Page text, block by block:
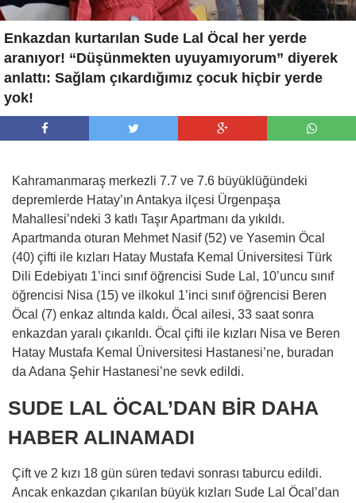
Enkazdan kurtarılan Sude Lal Öcal her yerde
aranıyor! “Düşünmekten uyuyamıyorum” diyerek
anlattı: Sağlam çıkardığımız çocuk hiçbir yerde
yok!
Kahramanmaraş merkezli 7.7 ve 7.6 büyüklüğündeki
depremlerde Hatay’ın Antakya ilçesi Ürgenpaşa
Mahallesi’ndeki 3 katlı Taşır Apartmanı da yıkıldı.
Apartmanda oturan Mehmet Nasif (52) ve Yasemin Öcal
(40) çifti ile kızları Hatay Mustafa Kemal Üniversitesi Türk
Dili Edebiyatı 1’inci sınıf öğrencisi Sude Lal, 10’uncu sınıf
öğrencisi Nisa (15) ve ilkokul 1’inci sınıf öğrencisi Beren
Öcal (7) enkaz altında kaldı. Öcal ailesi, 33 saat sonra
enkazdan yaralı çıkarıldı. Öcal çifti ile kızları Nisa ve Beren
Hatay Mustafa Kemal Üniversitesi Hastanesi’ne, buradan
da Adana Şehir Hastanesi’ne sevk edildi.
SUDE LAL ÖCAL’DAN BİR DAHA
HABER ALINAMADI
Çift ve 2 kızı 18 gün süren tedavi sonrası taburcu edildi.
Ancak enkazdan çıkarılan büyük kızları Sude Lal Öcal’dan